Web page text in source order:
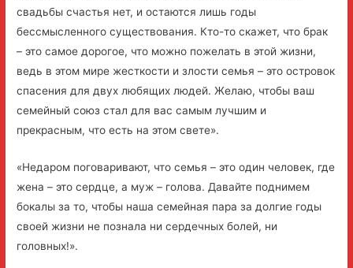
свадьбы счастья нет, и остаются лишь годы
бессмысленного существования. Кто-то скажет, что брак
– это самое дорогое, что можно пожелать в этой жизни,
ведь в этом мире жесткости и злости семья – это островок
спасения для двух любящих людей. Желаю, чтобы ваш
семейный союз стал для вас самым лучшим и
прекрасным, что есть на этом свете».
«Недаром поговаривают, что семья – это один человек, где
жена – это сердце, а муж – голова. Давайте поднимем
бокалы за то, чтобы наша семейная пара за долгие годы
своей жизни не познала ни сердечных болей, ни
головных!».